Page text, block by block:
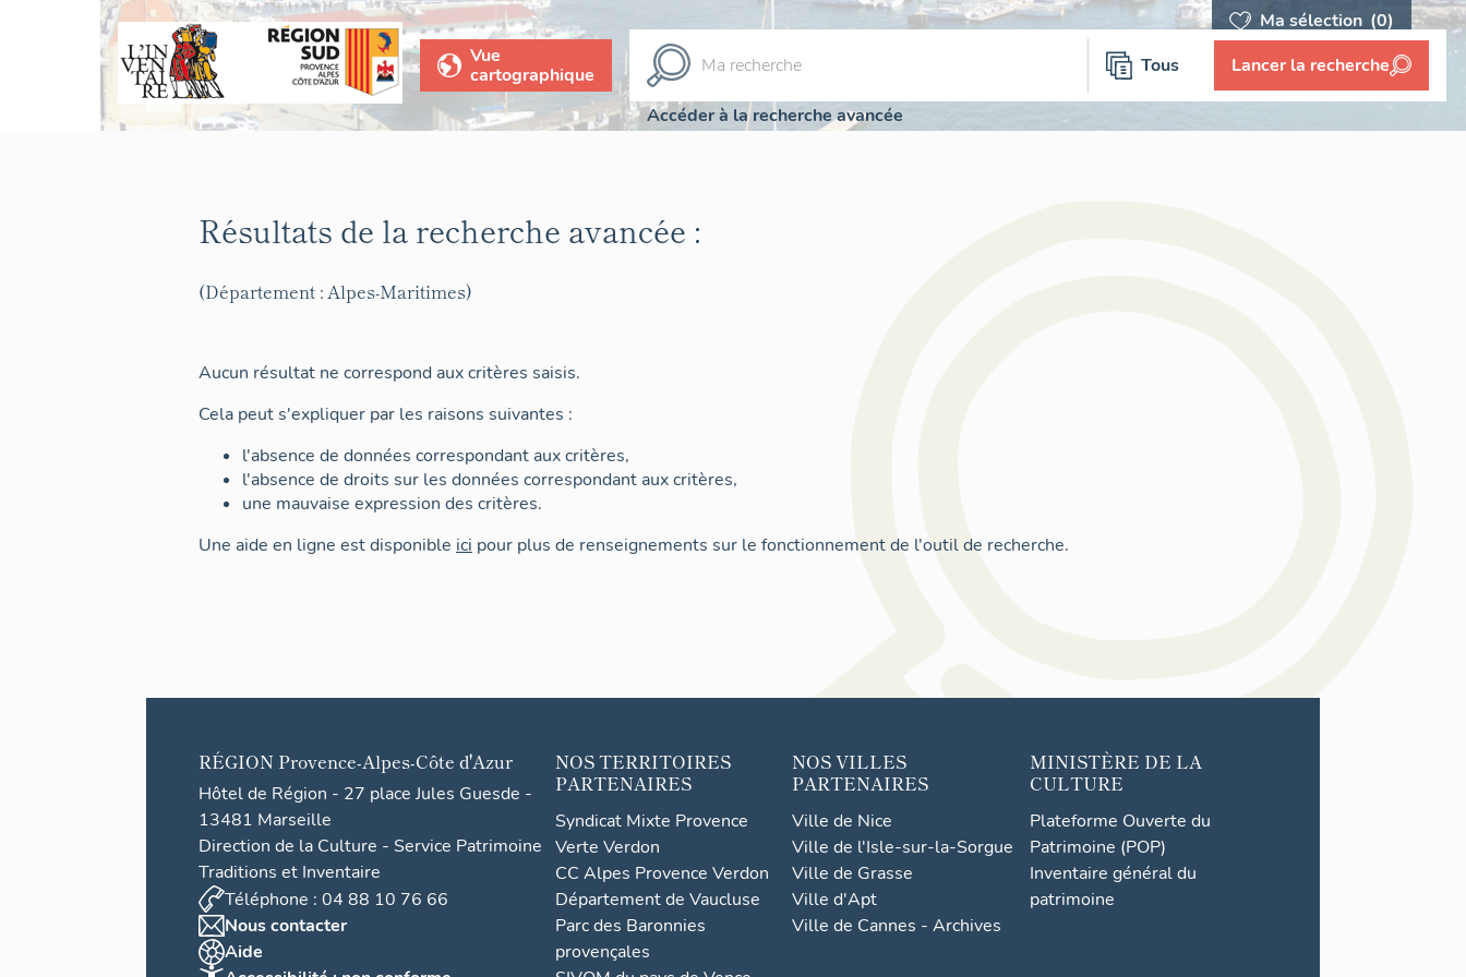
Ma sélection (0)
Vue
cartographique
Tous Lancer la recherche
Accéder à la recherche avancée
Résultats de la recherche avancée :
(Département : Alpes-Maritimes)
Aucun résultat ne correspond aux critères saisis.
Cela peut s'expliquer par les raisons suivantes :
l'absence de données correspondant aux critères,
l'absence de droits sur les données correspondant aux critères,
une mauvaise expression des critères.
Une aide en ligne est disponible ici pour plus de renseignements sur le fonctionnement de l'outil de recherche.
RÉGION Provence-Alpes-Côte d'Azur
Hôtel de Région - 27 place Jules Guesde -
13481 Marseille
Direction de la Culture - Service Patrimoine
Traditions et Inventaire
Téléphone : 04 88 10 76 66
Nous contacter
Aide
NOS TERRITOIRES
PARTENAIRES
Syndicat Mixte Provence
Verte Verdon
CC Alpes Provence Verdon
Département de Vaucluse
Parc des Baronnies
provençales
NOS VILLES
PARTENAIRES
Ville de Nice
Ville de l'Isle-sur-la-Sorgue
Ville de Grasse
Ville d'Apt
Ville de Cannes - Archives
MINISTÈRE DE LA
CULTURE
Plateforme Ouverte du
Patrimoine (POP)
Inventaire général du
patrimoine